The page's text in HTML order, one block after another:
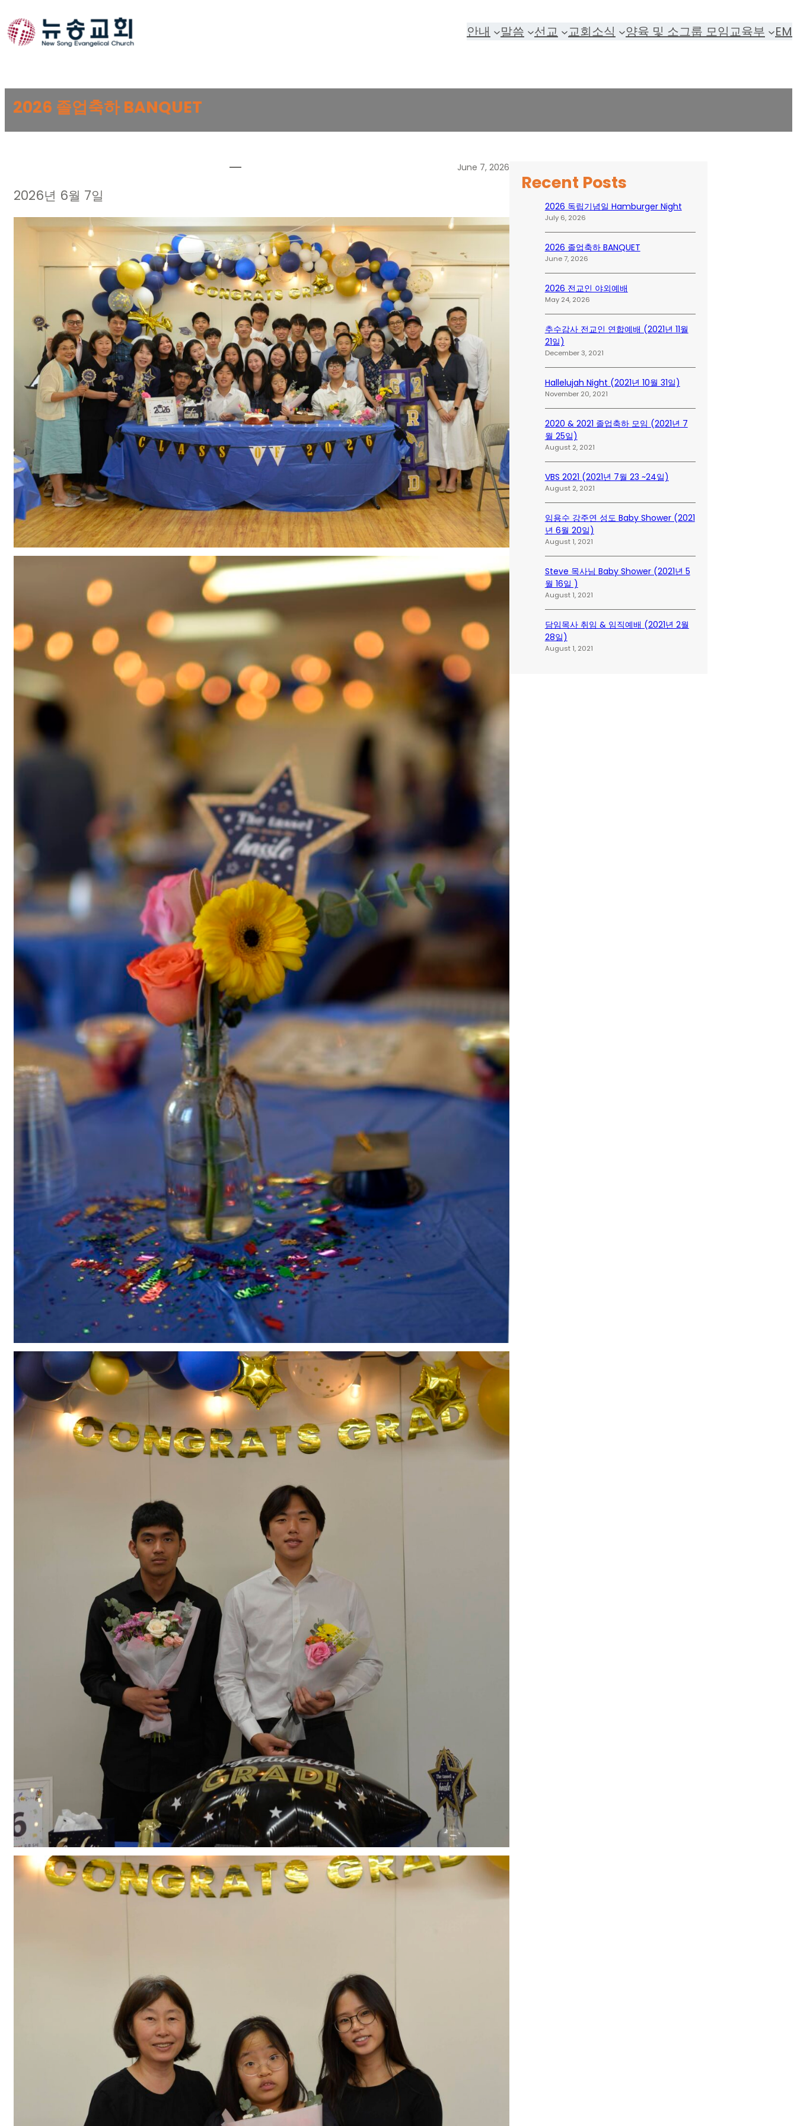
to
content
안내 말씀 선교 교회소식 양육 및 소그룹 모임교육부 EM
2026 졸업축하 BANQUET
June 7, 2026
2026년 6월 7일
Recent Posts
2026 독립기념일 Hamburger Night
July 6, 2026
2026 졸업축하 BANQUET
June 7, 2026
2026 전교인 야외예배
May 24, 2026
추수감사 전교인 연합예배 (2021년 11월
21일)
December 3, 2021
Hallelujah Night (2021년 10월 31일)
November 20, 2021
2020 & 2021 졸업축하 모임 (2021년 7
월 25일)
August 2, 2021
VBS 2021 (2021년 7월 23 ~24일)
August 2, 2021
임용수 강주연 성도 Baby Shower (2021
년 6월 20일)
August 1, 2021
Steve 목사님 Baby Shower (2021년 5
월 16일 )
August 1, 2021
담임목사 취임 & 임직예배 (2021년 2월
28일)
August 1, 2021